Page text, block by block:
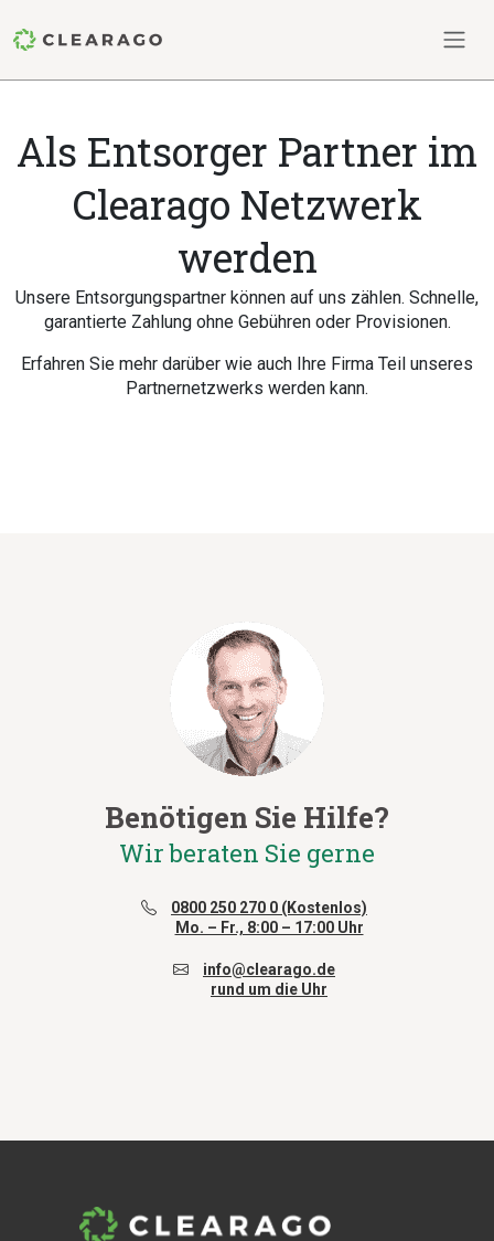
Als Entsorger Partner im
Clearago Netzwerk
werden
Unsere Entsorgungspartner können auf uns zählen. Schnelle,
garantierte Zahlung ohne Gebühren oder Provisionen.
Erfahren Sie mehr darüber wie auch Ihre Firma Teil unseres
Partnernetzwerks werden kann.
Benötigen Sie Hilfe?
Wir beraten Sie gerne
0800 250 270 0 (Kostenlos)
Mo. – Fr., 8:00 – 17:00 Uhr
info@clearago.de
rund um die Uhr